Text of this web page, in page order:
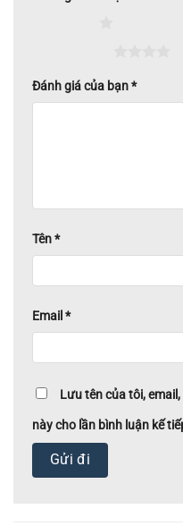
Đánh giá của bạn*
Tên*
Email *
Lưu tên của tôi,
này cho lần bình luận kế